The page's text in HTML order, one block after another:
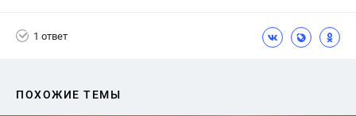
1 ответ
ПОХОЖИЕ ТЕМЫ